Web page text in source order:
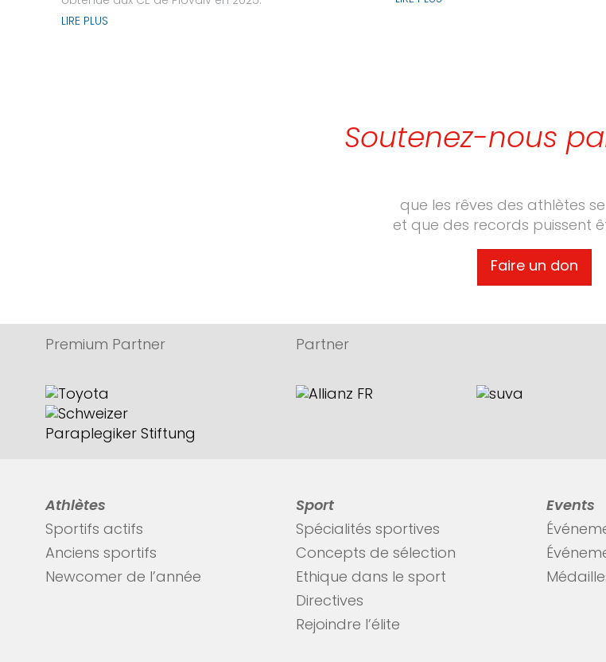
LIRE PLUS
Soutenez-nous
que les rêves des athlètes
et que des records puissent
Faire un don
Premium Partner Partner
Athlètes
Sportifs actifs
Anciens sportifs
Newcomer de l’année
Sport
Spécialités sportives
Concepts de sélection
Ethique dans le sport
Directives
Rejoindre l’élite
Events